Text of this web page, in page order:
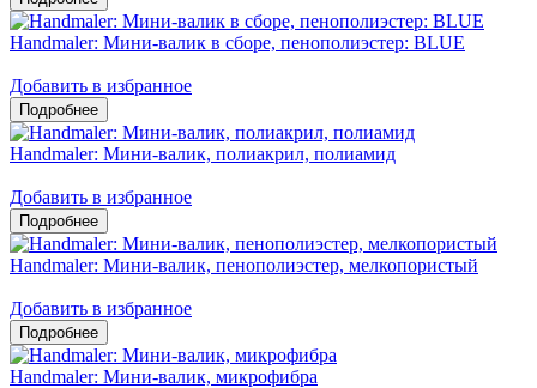
Handmaler: Мини-валик в сборе, пенополиэстер: BLUE
Добавить в избранное
Handmaler: Мини-валик, полиакрил, полиамид
Добавить в избранное
Handmaler: Мини-валик, пенополиэстер, мелкопористый
Добавить в избранное
Handmaler: Мини-валик, микрофибра